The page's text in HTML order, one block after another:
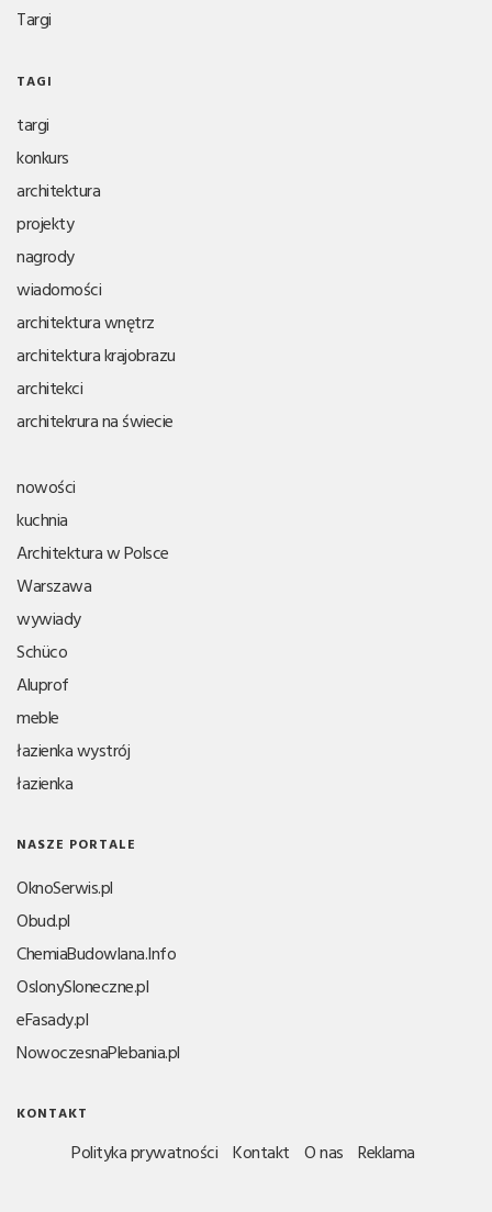
Targi
TAGI
targi
konkurs
architektura
projekty
nagrody
wiadomości
architektura wnętrz
architektura krajobrazu
architekci
architekrura na świecie
nowości
kuchnia
Architektura w Polsce
Warszawa
wywiady
Schüco
Aluprof
meble
łazienka wystrój
łazienka
NASZE PORTALE
OknoSerwis.pl
Obud.pl
ChemiaBudowlana.Info
OslonySloneczne.pl
eFasady.pl
NowoczesnaPlebania.pl
KONTAKT
Polityka prywatności Kontakt O nas Reklama